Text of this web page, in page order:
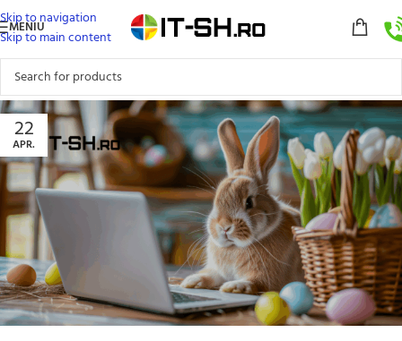
Skip to navigation
Skip to main content
MENIU
22
APR.